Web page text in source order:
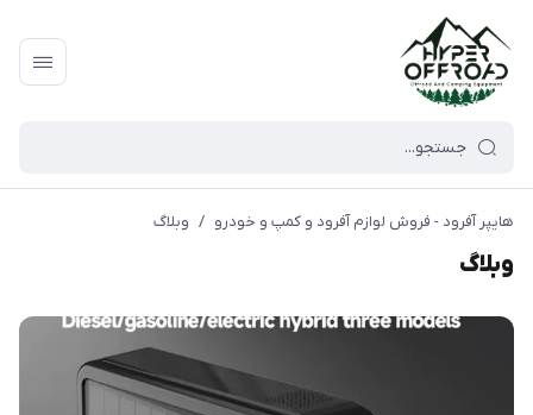
هایپر آفرود - فروش لوازم آفرود و کمپ و خودرو / وبلاگ
وبلاگ